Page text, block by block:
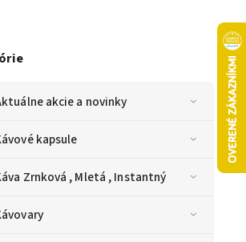
akcie a novinky
kapsule
Zrnková , Mletá , Instantný